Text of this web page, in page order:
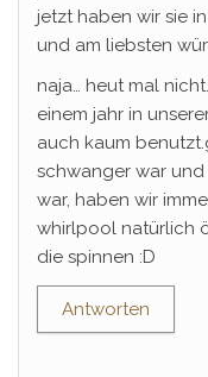
jetzt haben wir sie
und am liebsten
naja… heut mal
einem jahr in
auch kaum
schwanger war
war, haben wir
whirlpool natürlich
die spinnen :D
Antworten